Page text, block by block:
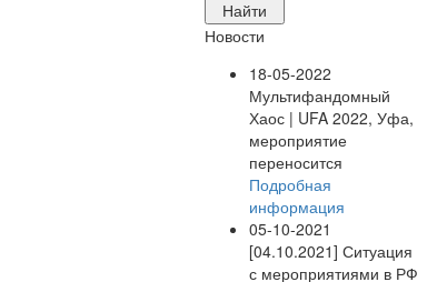
Новости
18-05-2022
Мультифандомный
Хаос | UFA 2022, Уфа,
мероприятие
переносится
Подробная
информация
05-10-2021
[04.10.2021] Ситуация
с мероприятиями в РФ